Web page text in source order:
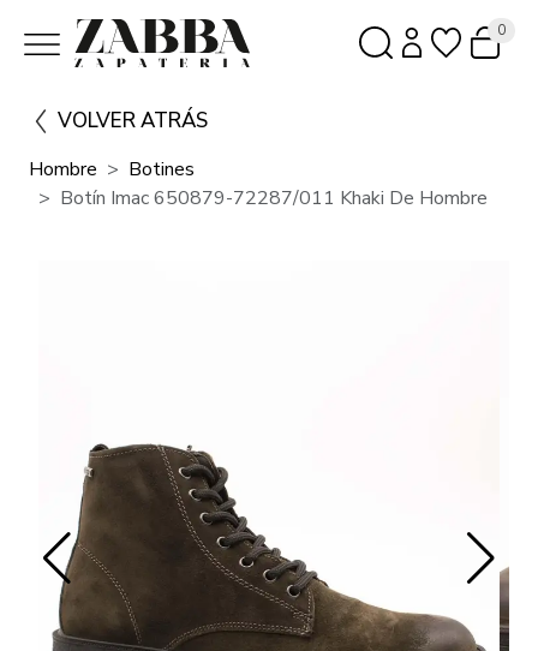
0
VOLVER ATRÁS
Hombre
Botines
Botín Imac 650879-72287/011 Khaki De Hombre